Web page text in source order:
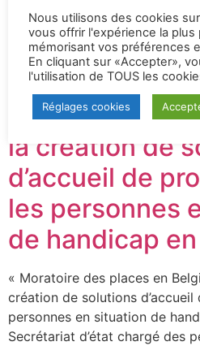
d’accès aux soins entre
France, ainsi que la
territoires. Retrouvez cette
« Moratoire
Belgique et
la création de
d’accueil de
les personnes
de handicap
« Moratoire des places en
création de solutions
personnes en situation de
Secrétariat d’état chargé des
Nous utilisons des cookies
vous offrir l'expérience la plus
mémorisant vos préférences
En cliquant sur «Accepter»,
l'utilisation de TOUS les
Réglages cookies